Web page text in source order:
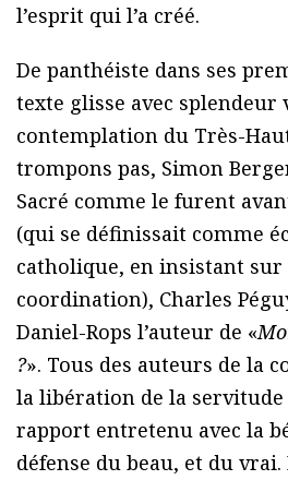
l’esprit qui l’a créé.
De panthéiste dans ses
texte glisse avec splendeur
contemplation du Très-
trompons pas, Simon
Sacré comme le furent
(qui se définissait comme
catholique, en insistant
coordination), Charles
Daniel-Rops l’auteur de «
?». Tous des auteurs de la
la libération de la
rapport entretenu avec la
défense du beau, et du vrai.